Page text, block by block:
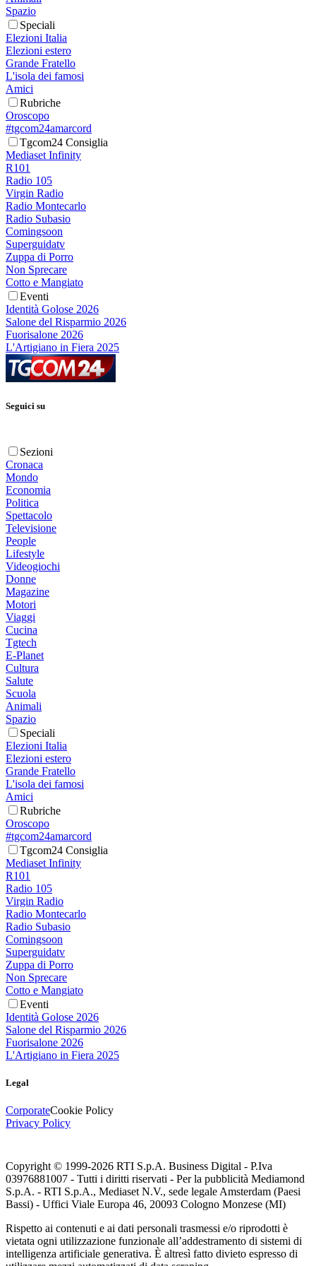
Spazio
Speciali
Elezioni Italia
Elezioni estero
Grande Fratello
L'isola dei famosi
Amici
Rubriche
Oroscopo
#tgcom24amarcord
Tgcom24 Consiglia
Mediaset Infinity
R101
Radio 105
Virgin Radio
Radio Montecarlo
Radio Subasio
Comingsoon
Superguidatv
Zuppa di Porro
Non Sprecare
Cotto e Mangiato
Eventi
Identità Golose 2026
Salone del Risparmio 2026
Fuorisalone 2026
L'Artigiano in Fiera 2025
Seguici su
Sezioni
Cronaca
Mondo
Economia
Politica
Spettacolo
Televisione
People
Lifestyle
Videogiochi
Donne
Magazine
Motori
Viaggi
Cucina
Tgtech
E-Planet
Cultura
Salute
Scuola
Animali
Spazio
Speciali
Elezioni Italia
Elezioni estero
Grande Fratello
L'isola dei famosi
Amici
Rubriche
Oroscopo
#tgcom24amarcord
Tgcom24 Consiglia
Mediaset Infinity
R101
Radio 105
Virgin Radio
Radio Montecarlo
Radio Subasio
Comingsoon
Superguidatv
Zuppa di Porro
Non Sprecare
Cotto e Mangiato
Eventi
Identità Golose 2026
Salone del Risparmio 2026
Fuorisalone 2026
L'Artigiano in Fiera 2025
Legal
CorporateCookie Policy
Privacy Policy
Copyright © 1999-2026 RTI S.p.A. Business Digital - P.Iva
03976881007 - Tutti i diritti riservati - Per la pubblicità Mediamond
S.p.A. - RTI S.p.A., Mediaset N.V., sede legale Amsterdam (Paesi
Bassi) - Uffici Viale Europa 46, 20093 Cologno Monzese (MI)
Rispetto ai contenuti e ai dati personali trasmessi e/o riprodotti è
vietata ogni utilizzazione funzionale all’addestramento di sistemi di
intelligenza artificiale generativa. È altresì fatto divieto espresso di